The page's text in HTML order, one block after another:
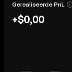
Gerealiseerde PnL
+$0,00